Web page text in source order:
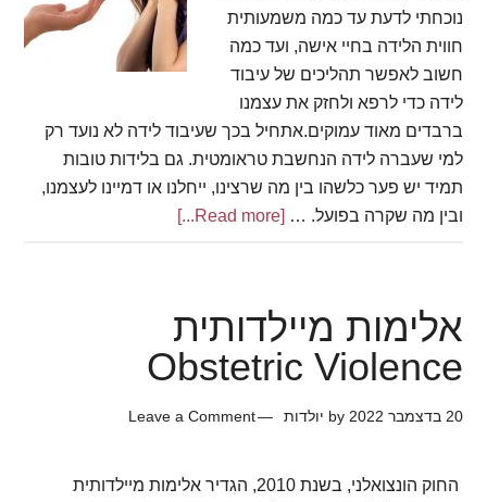
נוכחתי לדעת עד כמה משמעותית
חווית הלידה בחיי אישה, ועד כמה
חשוב לאפשר תהליכים של עיבוד
לידה כדי לרפא ולחזק את עצמנו
ברבדים מאוד עמוקים.אתחיל בכך שעיבוד לידה לא נועד רק
למי שעברה לידה הנחשבת טראומטית. גם בלידות טובות
תמיד יש פער כלשהו בין מה שרצינו, ייחלנו או דמיינו לעצמנו,
ובין מה שקרה בפועל. … [Read more...]
about
אלימות מיילדותית
Obstetric Violence
20 בדצמבר 2022 by יולדות Leave a Comment
החוק הונצואלני, בשנת 2010, הגדיר אלימות מיילדותית